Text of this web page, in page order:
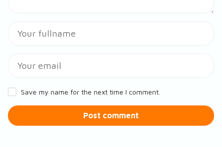
Save my name for the next time I comment.
Post comment